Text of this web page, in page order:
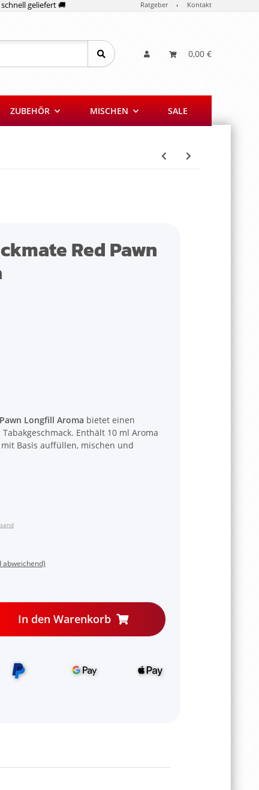
Ratgeber Kontakt
geliefert 🚚
0,00 €
ZUBEHÖR MISCHEN SALE
Red Pawn
Longfill Aroma bietet einen
Enthält 10 ml Aroma
Basis auffüllen, mischen und
abweichend)
In den Warenkorb